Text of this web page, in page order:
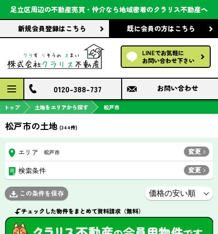
足立区周辺の不動産売買・仲介なら地域密着のクラリス不動産へ
新規会員登録はこちら 既に会員の方はこちら
LINEでお気軽に
お問い合わせ下さい
会社案内
前回の履歴で探す
保存した条件で探す
検討中の物件
0120-388-737 お問い合わせ
トップ 土地をエリアから探す 松戸市
松戸市の土地 (344件)
エリア 松戸市 変更
検索条件 変更
この条件を保存
チェックした物件をまとめて資料請求（無料）